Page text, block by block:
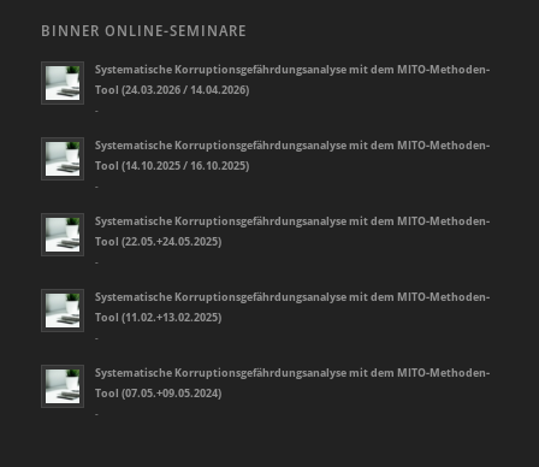
BINNER ONLINE-SEMINARE
Systematische Korruptionsgefährdungsanalyse mit dem MITO-Methoden-
Tool (24.03.2026 / 14.04.2026)
-
Systematische Korruptionsgefährdungsanalyse mit dem MITO-Methoden-
Tool (14.10.2025 / 16.10.2025)
-
Systematische Korruptionsgefährdungsanalyse mit dem MITO-Methoden-
Tool (22.05.+24.05.2025)
-
Systematische Korruptionsgefährdungsanalyse mit dem MITO-Methoden-
Tool (11.02.+13.02.2025)
-
Systematische Korruptionsgefährdungsanalyse mit dem MITO-Methoden-
Tool (07.05.+09.05.2024)
-